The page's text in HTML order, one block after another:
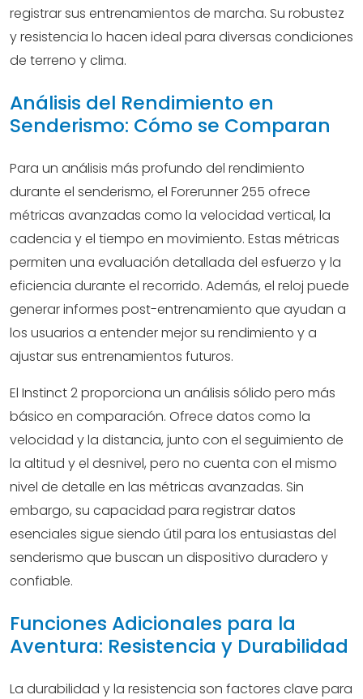
registrar sus entrenamientos de marcha. Su robustez
y resistencia lo hacen ideal para diversas condiciones
de terreno y clima.
Análisis del Rendimiento en
Senderismo: Cómo se Comparan
Para un análisis más profundo del rendimiento
durante el senderismo, el Forerunner 255 ofrece
métricas avanzadas como la velocidad vertical, la
cadencia y el tiempo en movimiento. Estas métricas
permiten una evaluación detallada del esfuerzo y la
eficiencia durante el recorrido. Además, el reloj puede
generar informes post-entrenamiento que ayudan a
los usuarios a entender mejor su rendimiento y a
ajustar sus entrenamientos futuros.
El Instinct 2 proporciona un análisis sólido pero más
básico en comparación. Ofrece datos como la
velocidad y la distancia, junto con el seguimiento de
la altitud y el desnivel, pero no cuenta con el mismo
nivel de detalle en las métricas avanzadas. Sin
embargo, su capacidad para registrar datos
esenciales sigue siendo útil para los entusiastas del
senderismo que buscan un dispositivo duradero y
confiable.
Funciones Adicionales para la
Aventura: Resistencia y Durabilidad
La durabilidad y la resistencia son factores clave para